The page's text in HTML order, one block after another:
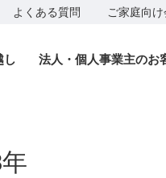
よくある質問 ご家庭向
し 法人・個人事業主のお